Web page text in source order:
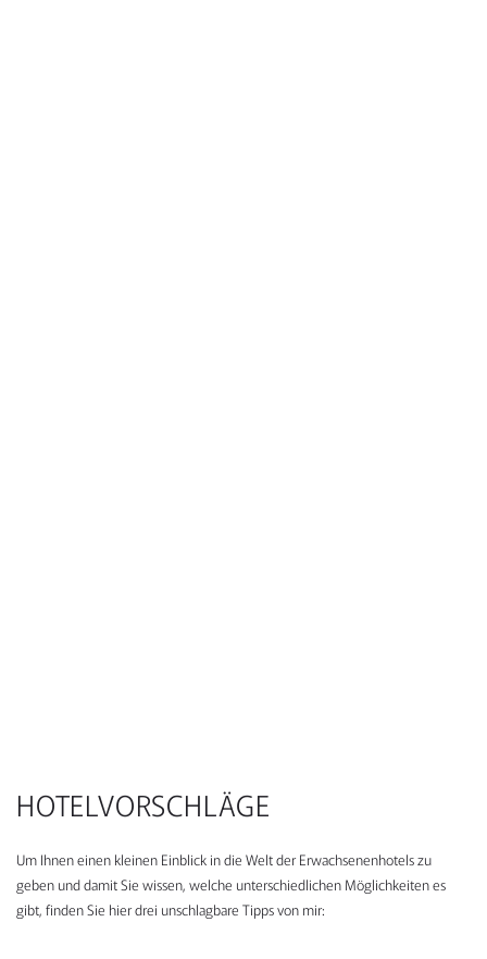
HOTELVORSCHLÄGE
Um Ihnen einen kleinen Einblick in die Welt der Erwachsenenhotels zu
geben und damit Sie wissen, welche unterschiedlichen Möglichkeiten es
gibt, finden Sie hier drei unschlagbare Tipps von mir: